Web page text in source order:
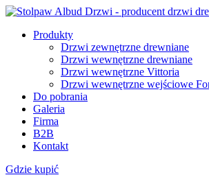
Produkty
Drzwi zewnętrzne drewniane
Drzwi wewnętrzne drewniane
Drzwi wewnętrzne Vittoria
Drzwi wewnętrzne wejściowe
Do pobrania
Galeria
Firma
B2B
Kontakt
Gdzie kupić